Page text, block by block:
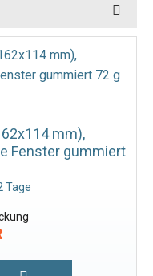
mm),
Fenster gummiert
Tage